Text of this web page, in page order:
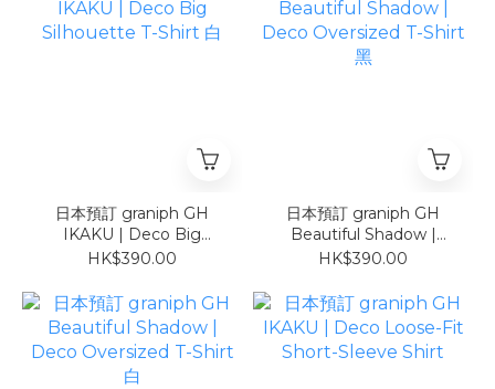
日本預訂 graniph GH
IKAKU | Deco Big
Silhouette T-Shirt 白
HK$390.00
日本預訂 graniph GH
Beautiful Shadow |
Deco Oversized T-Shirt
HK$390.00